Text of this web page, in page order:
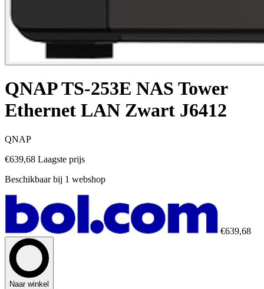
QNAP TS-253E NAS Tower
Ethernet LAN Zwart J6412
QNAP
€639,68 Laagste prijs
Beschikbaar bij 1 webshop
€639,68
Naar winkel